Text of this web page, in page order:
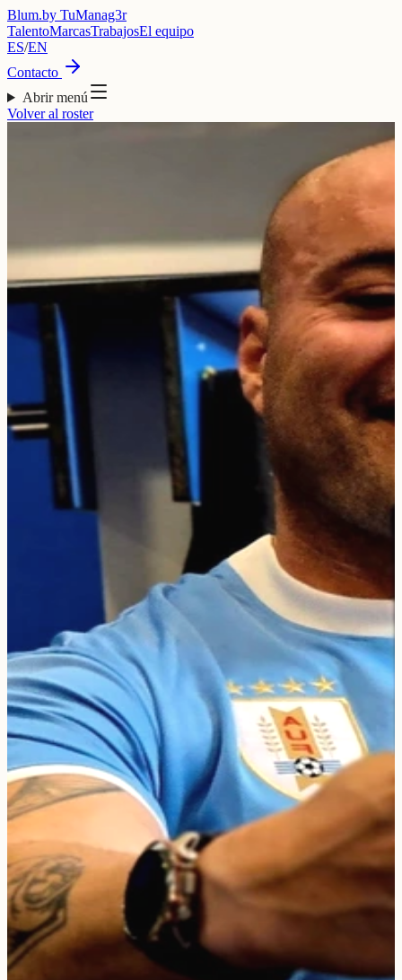
Blum.by TuManag3r
TalentoMarcasTrabajosEl equipo
ES/EN
Contacto
Abrir menú
Volver al roster